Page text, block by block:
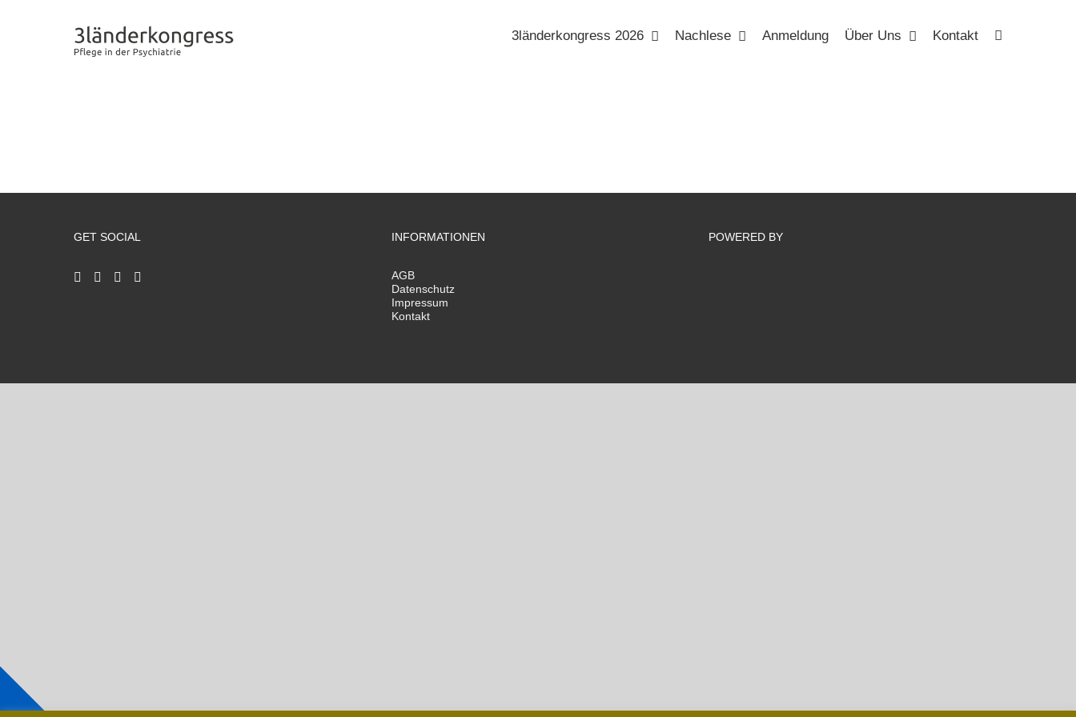
3länderkongress 2026 Nachlese Anmeldung Über Uns Kontakt
GET SOCIAL INFORMATIONEN
AGB
Datenschutz
Impressum
Kontakt
POWERED BY